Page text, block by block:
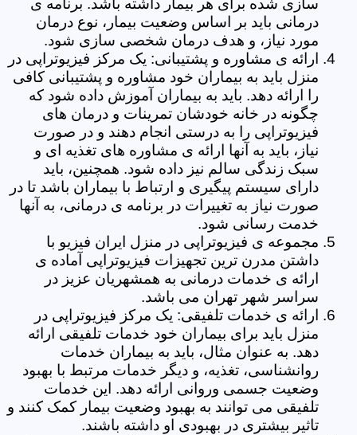
سازی شده برای هر بیمار داشته باشد. برنامه ی
درمانی باید بر اساس وضعیت بیمار، نوع درمان
مورد نیاز، و هدف درمان شخصی سازی شود.
ارائه ی مشاوره و پشتیبانی: یک مرکز فیزیوتراپی در
منزل باید به بیماران خود مشاوره و پشتیبانی کافی
را ارائه دهد. باید به بیماران آموزش داده شود که
چگونه در خانه خودشان تمرینات و درمان های
فیزیوتراپی را به درستی انجام دهند و در صورت
نیاز، باید به آنها ارائه ی مشاوره های تغذیه ای و
سبک زندگی سالم نیز داده شود. همچنین، باید
دارای سیستم پیگیری و ارتباط با بیماران باشد تا در
صورت نیاز به تغییرات در برنامه ی درمانی، به آنها
خدمت رسانی شود.
مجموعه ی فیزیوتراپی در منزل ایران فیزیو با
داشتن مدرن ترین تجهیزات فیزیوتراپی آماده ی
ارائه ی خدمات درمانی به همشهریان عزیز در
سراسر شهر تهران می باشد.
ارائه ی خدمات تلفیقی: یک مرکز فیزیوتراپی در
منزل باید برای بیماران خود خدمات تلفیقی ارائه
دهد. به عنوان مثال، باید به بیماران خدمات
روانشناسی، تغذیه، و دیگر خدمات مرتبط با بهبود
وضعیت جسمی وروانی ارائه دهد. این خدمات
تلفیقی می توانند به بهبود وضعیت بیمار کمک کنند و
تاثیر بیشتری در بهبودی او داشته باشند.